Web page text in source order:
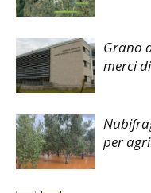
Grano
merci
per